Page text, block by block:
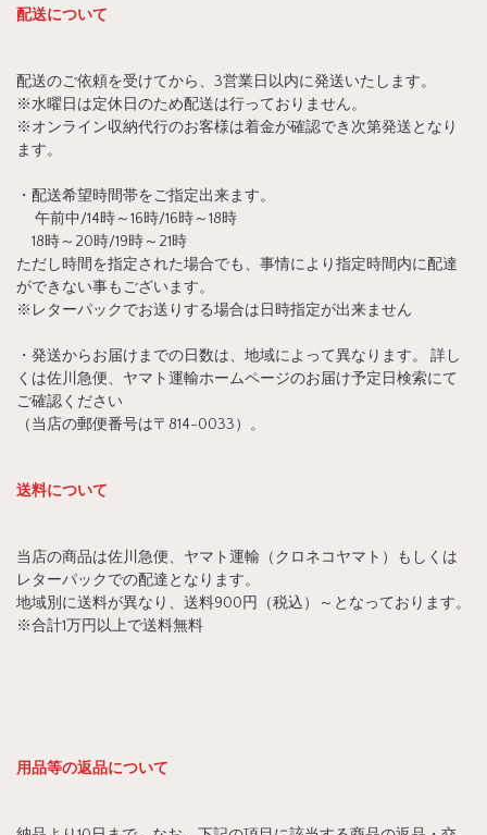
配送について
配送のご依頼を受けてから、3営業日以内に発送いたします。
※水曜日は定休日のため配送は行っておりません。
※オンライン収納代行のお客様は着金が確認でき次第発送となり
ます。
・配送希望時間帯をご指定出来ます。
午前中/14時～16時/16時～18時
18時～20時/19時～21時
ただし時間を指定された場合でも、事情により指定時間内に配達
ができない事もございます。
※レターパックでお送りする場合は日時指定が出来ません
・発送からお届けまでの日数は、地域によって異なります。 詳し
くは佐川急便、ヤマト運輸ホームページのお届け予定日検索にて
ご確認ください
（当店の郵便番号は〒814-0033）。
送料について
当店の商品は佐川急便、ヤマト運輸（クロネコヤマト）もしくは
レターパックでの配達となります。
地域別に送料が異なり、送料900円（税込）～となっております。
※合計1万円以上で送料無料
用品等の返品について